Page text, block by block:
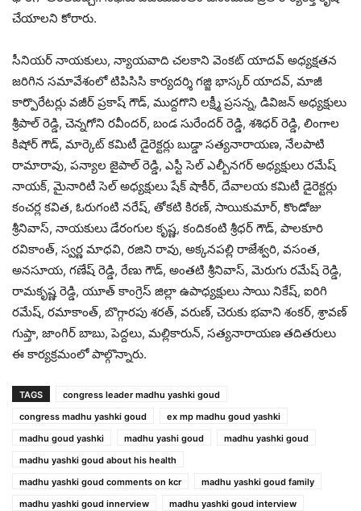
చేయాలని కోరారు.
సీనియర్ నాయకులు, న్యాయవాది చలకాని వెంకట్ యాదవ్ అధ్యక్షతన
జరిగిన సమావేశంలో టిపిసిసి కార్యదర్శి గజ్జి భాస్కర్ యాదవ్, మాజీ
కార్పొరేటర్లు వజీర్ ప్రకాష్ గౌడ్, ముద్దగొని లక్ష్మీ ప్రసన్న, డివిజన్ అధ్యక్షులు
శ్రీపాల్ రెడ్డి, చెన్నగోని రవీందర్, బండ సురేందర్ రెడ్డి, శశిధర్ రెడ్డి, లింగాల
కిషోర్ గౌడ్, మార్కెట్ కమిటీ డైరెక్టర్లు బుడ్డా సత్యనారాయణ, నేలపాటి
రామారావు, పన్యాల జైపాల్ రెడ్డి, ఎస్టీ సెల్ ఎల్బీనగర్ అధ్యక్షులు రమేష్
నాయక్, మైనారిటీ సెల్ అధ్యక్షులు షేక్ షాకీర్, దేవాలయ కమిటీ డైరెక్టర్లు
కంచర్ల కవిత, ఓరుగంటి నరేష్, తోకటి కిరణ్, సాయికుమార్, కొండోజు
శ్రీనివాస్, నాయకులు డేరంగుల కృష్ణ, కందికంటి శ్రీధర్ గౌడ్, పాలకూరి
రవికాంత్, స్వర్ణ మాధవి, రజిని రావు, అక్కనపల్లి రాజేశ్వరి, వసంత,
అనసూయ, గణేష్ రెడ్డి, రేణు గౌడ్, అంతటి శ్రీనివాస్, మెరుగు రమేష్ రెడ్డి,
రామకృష్ణ రెడ్డి, యూత్ కాంగ్రెస్ జిల్లా ఉపాధ్యక్షులు సాయి నికేష్, ఐరిగి
రమేష్, రమాకాంత్, బొగ్గారపు శరత్, వరుణ్, చెరుకు భవాని శంకర్, శ్రావణ్
గుప్తా, జాంగిర్ బాబు, పెద్దలు, మల్లికారున్, సత్యనారాయణ తదితరులు
ఈ కార్యక్రమంలో పాల్గొన్నారు.
TAGS
congress leader madhu yashki goud
congress madhu yashki goud
ex mp madhu goud yashki
madhu goud yashki
madhu yashi goud
madhu yashki goud
madhu yashki goud about his health
madhu yashki goud comments on kcr
madhu yashki goud family
madhu yashki goud innerview
madhu yashki goud interview